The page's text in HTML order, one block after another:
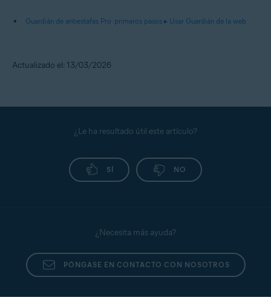
Guardián de antiestafas Pro: primeros pasos ▸ Usar Guardián de la web
Actualizado el: 13/03/2026
¿Le ha resultado útil este artículo?
SÍ NO
¿Necesita más ayuda?
PÓNGASE EN CONTACTO CON NOSOTROS